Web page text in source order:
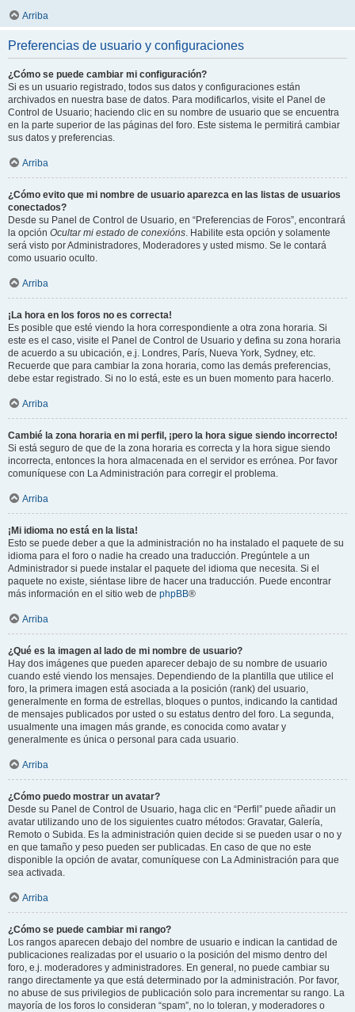
Arriba
Preferencias de usuario y configuraciones
¿Cómo se puede cambiar mi configuración?
Si es un usuario registrado, todos sus datos y configuraciones están
archivados en nuestra base de datos. Para modificarlos, visite el Panel de
Control de Usuario; haciendo clic en su nombre de usuario que se encuentra
en la parte superior de las páginas del foro. Este sistema le permitirá cambiar
sus datos y preferencias.
Arriba
¿Cómo evito que mi nombre de usuario aparezca en las listas de usuarios
conectados?
Desde su Panel de Control de Usuario, en “Preferencias de Foros”, encontrará
la opción Ocultar mi estado de conexións. Habilite esta opción y solamente
será visto por Administradores, Moderadores y usted mismo. Se le contará
como usuario oculto.
Arriba
¡La hora en los foros no es correcta!
Es posible que esté viendo la hora correspondiente a otra zona horaria. Si
este es el caso, visite el Panel de Control de Usuario y defina su zona horaria
de acuerdo a su ubicación, e.j. Londres, París, Nueva York, Sydney, etc.
Recuerde que para cambiar la zona horaria, como las demás preferencias,
debe estar registrado. Si no lo está, este es un buen momento para hacerlo.
Arriba
Cambié la zona horaria en mi perfil, ¡pero la hora sigue siendo incorrecto!
Si está seguro de que de la zona horaria es correcta y la hora sigue siendo
incorrecta, entonces la hora almacenada en el servidor es errónea. Por favor
comuníquese con La Administración para corregir el problema.
Arriba
¡Mi idioma no está en la lista!
Esto se puede deber a que la administración no ha instalado el paquete de su
idioma para el foro o nadie ha creado una traducción. Pregúntele a un
Administrador si puede instalar el paquete del idioma que necesita. Si el
paquete no existe, siéntase libre de hacer una traducción. Puede encontrar
más información en el sitio web de phpBB®
Arriba
¿Qué es la imagen al lado de mi nombre de usuario?
Hay dos imágenes que pueden aparecer debajo de su nombre de usuario
cuando esté viendo los mensajes. Dependiendo de la plantilla que utilice el
foro, la primera imagen está asociada a la posición (rank) del usuario,
generalmente en forma de estrellas, bloques o puntos, indicando la cantidad
de mensajes publicados por usted o su estatus dentro del foro. La segunda,
usualmente una imagen más grande, es conocida como avatar y
generalmente es única o personal para cada usuario.
Arriba
¿Cómo puedo mostrar un avatar?
Desde su Panel de Control de Usuario, haga clic en “Perfil” puede añadir un
avatar utilizando uno de los siguientes cuatro métodos: Gravatar, Galería,
Remoto o Subida. Es la administración quien decide si se pueden usar o no y
en que tamaño y peso pueden ser publicadas. En caso de que no este
disponible la opción de avatar, comuníquese con La Administración para que
sea activada.
Arriba
¿Cómo se puede cambiar mi rango?
Los rangos aparecen debajo del nombre de usuario e indican la cantidad de
publicaciones realizadas por el usuario o la posición del mismo dentro del
foro, e.j. moderadores y administradores. En general, no puede cambiar su
rango directamente ya que está determinado por la administración. Por favor,
no abuse de sus privilegios de publicación solo para incrementar su rango. La
mayoría de los foros lo consideran “spam”, no lo toleran, y moderadores o